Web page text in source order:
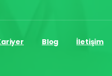
Blog İletişim